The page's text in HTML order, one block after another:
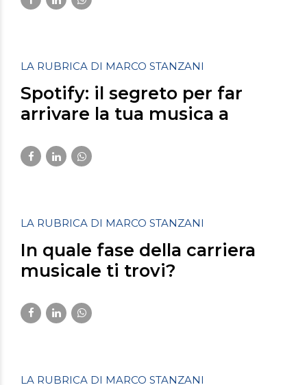
LA RUBRICA DI MARCO STANZANI
Spotify: il segreto per far
arrivare la tua musica a
Marzo 2, 2023
LA RUBRICA DI MARCO STANZANI
In quale fase della carriera
musicale ti trovi?
LA RUBRICA DI MARCO STANZANI